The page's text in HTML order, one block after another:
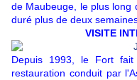
de Maubeuge, le plus long
duré plus de deux
VISITE
Depuis 1993, le Fort
restauration conduit par